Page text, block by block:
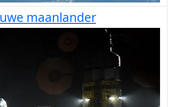
maanlander